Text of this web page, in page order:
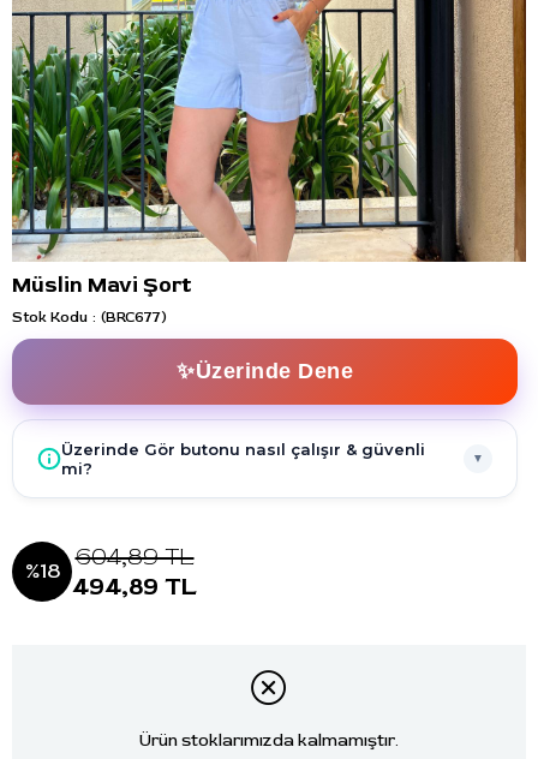
Müslin Mavi Şort
Stok Kodu (BRC677)
✨Üzerinde Dene
Üzerinde Gör butonu nasıl çalışır & güvenli
mi?
▼
18 604,89 TL
494,89 TL
Ürün stoklarımızda kalmamıştır.